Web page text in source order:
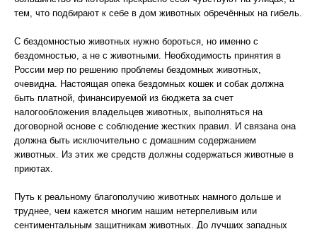
тем, что подбирают к себе в дом животных обречённых на гибель.
С бездомностью животных нужно бороться, но именно с
бездомностью, а не с животными. Необходимость принятия в
России мер по решению проблемы бездомных животных,
очевидна. Настоящая опека бездомных кошек и собак должна
быть платной, финансируемой из бюджета за счет
налогообложения владельцев животных, выполняться на
договорной основе с соблюдение жестких правил. И связана она
должна быть исключительно с домашним содержанием
животных. Из этих же средств должны содержаться животные в
приютах.
Путь к реальному благополучию животных намного дольше и
труднее, чем кажется многим нашим нетерпеливым или
сентиментальным защитникам животных. До лучших западных